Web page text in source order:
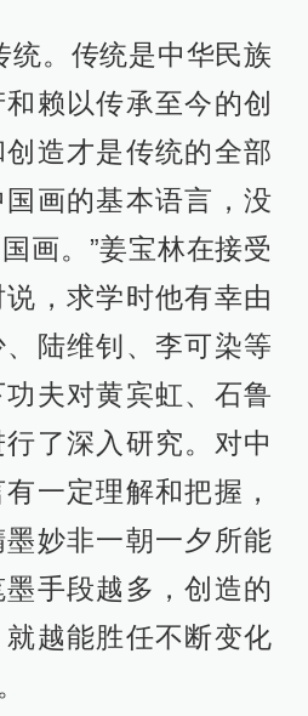
统。传统是中华民族
赖以传承至今的创
造才是传统的全部
画的基本语言，没
画。”姜宝林在接受
，求学时他有幸由
陆维钊、李可染等
夫对黄宾虹、石鲁
了深入研究。对中
一定理解和把握，
妙非一朝一夕所能
手段越多，创造的
越能胜任不断变化